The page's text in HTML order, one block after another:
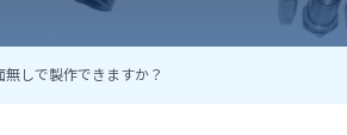
無しで製作できますか？